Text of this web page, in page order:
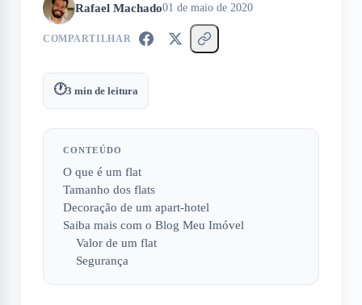
Rafael Machado01 de maio de 2020
COMPARTILHAR
🕐3 min de leitura
CONTEÚDO
O que é um flat
Tamanho dos flats
Decoração de um apart-hotel
Saiba mais com o Blog Meu Imóvel
Valor de um flat
Segurança